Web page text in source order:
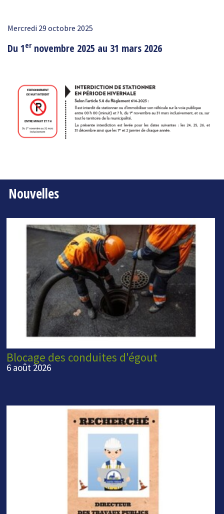
Mercredi 29 octobre 2025
Du 1ernovembre 2025 au 31 mars 2026
Nouvelles
Blocage des conduites d'égout
6 août 2026